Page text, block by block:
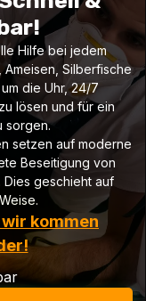
Hilfe bei jedem
Silberfische
die Uhr, 24/7
lösen und für ein
sorgen.
setzen auf moderne
Beseitigung von
Dies geschieht auf
kommen